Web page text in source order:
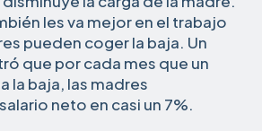
les va mejor en el trabajo
pueden coger la baja. Un
que por cada mes que un
la baja, las madres
neto en casi un 7%.